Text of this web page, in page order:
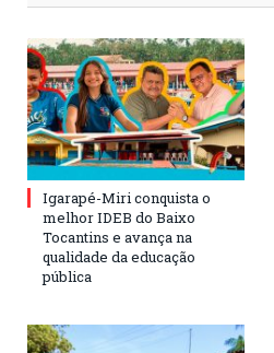
Igarapé-Miri conquista o
melhor IDEB do Baixo
Tocantins e avança na
qualidade da educação
pública